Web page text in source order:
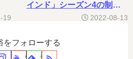
19
インド」シーズン4の制作
2022-08-13
をフォローする